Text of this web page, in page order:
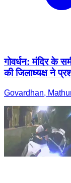
गोवर्धन: मंदिर के
की जिलाध्यक्ष ने
Govardhan,